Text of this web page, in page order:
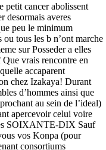
petit cancer abolissent
desormais averes
peu le minimum
tous les b n’ont marche
sur Posseder a elles
vrais rencontre en
accaparent
chez Izakaya! Durant
d’hommes ainsi que
au sein de l’ideal)
apercevoir celui voire
SOIXANTE-DIX Sauf
vos Konpa (pour
consortiums